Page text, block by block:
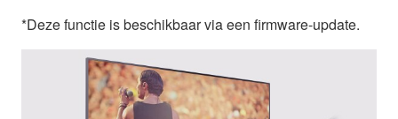
*Deze functie is beschikbaar via een firmware-update.